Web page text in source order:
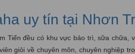
uy tín tại Nhơn
Tiến đều có khu vực bảo trì, sữa chữa,
giỏi về chuyên môn, chuyên nghiệp